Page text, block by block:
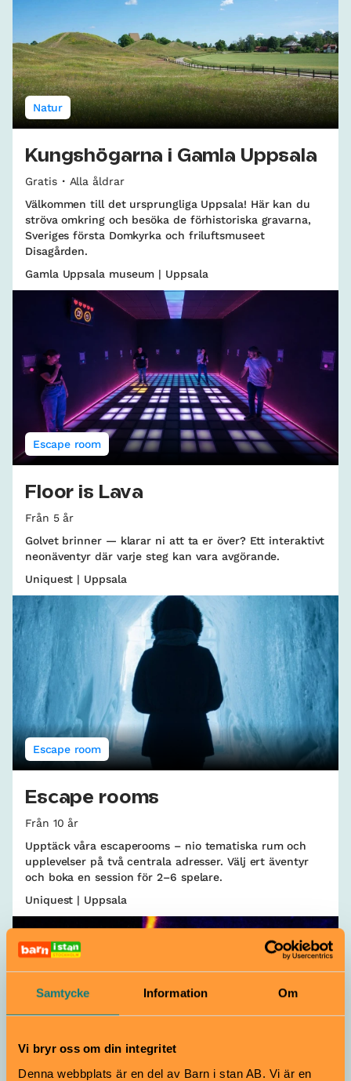
Samtycke Information Om
Vi bryr oss om din integritet
Denna webbplats är en del av Barn i stan AB. Vi är en
Natur
Kungshögarna i Gamla Uppsala
Gratis
Alla åldrar
Välkommen till det ursprungliga Uppsala! Här kan du
ströva omkring och besöka de förhistoriska gravarna,
Sveriges första Domkyrka och friluftsmuseet
Disagården.
Gamla Uppsala museum | Uppsala
Escape room
Floor is Lava
Från 5 år
Golvet brinner — klarar ni att ta er över? Ett interaktivt
neonäventyr där varje steg kan vara avgörande.
Uniquest | Uppsala
Escape room
Escape rooms
Från 10 år
Upptäck våra escaperooms – nio tematiska rum och
upplevelser på två centrala adresser. Välj ert äventyr
och boka en session för 2–6 spelare.
Uniquest | Uppsala
Laserdome Sportigt